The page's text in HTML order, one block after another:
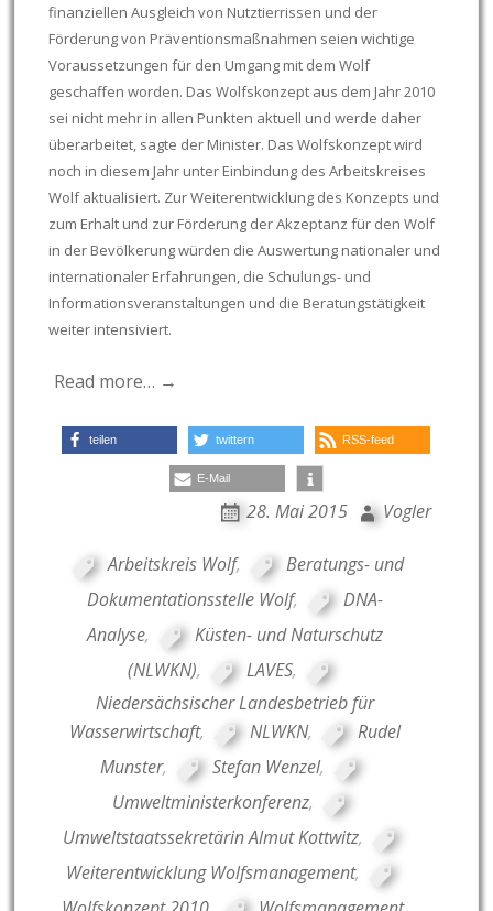
finanziellen Ausgleich von Nutztierrissen und der
Förderung von Präventionsmaßnahmen seien wichtige
Voraussetzungen für den Umgang mit dem Wolf
geschaffen worden. Das Wolfskonzept aus dem Jahr 2010
sei nicht mehr in allen Punkten aktuell und werde daher
überarbeitet, sagte der Minister. Das Wolfskonzept wird
noch in diesem Jahr unter Einbindung des Arbeitskreises
Wolf aktualisiert. Zur Weiterentwicklung des Konzepts und
zum Erhalt und zur Förderung der Akzeptanz für den Wolf
in der Bevölkerung würden die Auswertung nationaler und
internationaler Erfahrungen, die Schulungs- und
Informationsveranstaltungen und die Beratungstätigkeit
weiter intensiviert.
Read more… →
teilen twittern RSS-feed
E-Mail
28. Mai 2015 Vogler
Arbeitskreis Wolf,
Beratungs- und
Dokumentationsstelle Wolf,
DNA-
Analyse,
Küsten- und Naturschutz
(NLWKN), LAVES,
Niedersächsischer Landesbetrieb für
Wasserwirtschaft, NLWKN,
Rudel
Munster, Stefan Wenzel,
Umweltministerkonferenz,
Umweltstaatssekretärin Almut Kottwitz,
Weiterentwicklung Wolfsmanagement,